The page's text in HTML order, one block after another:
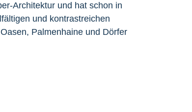
Architektur und hat schon in
und kontrastreichen
Palmenhaine und Dörfer